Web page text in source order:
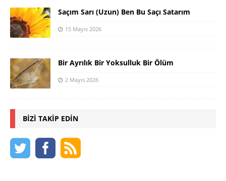
Saçım Sarı (Uzun) Ben Bu Saçı Satarım
15 Mayıs 2026
Bir Ayrılık Bir Yoksulluk Bir Ölüm
2 Mayıs 2026
BIZI TAKIP EDIN